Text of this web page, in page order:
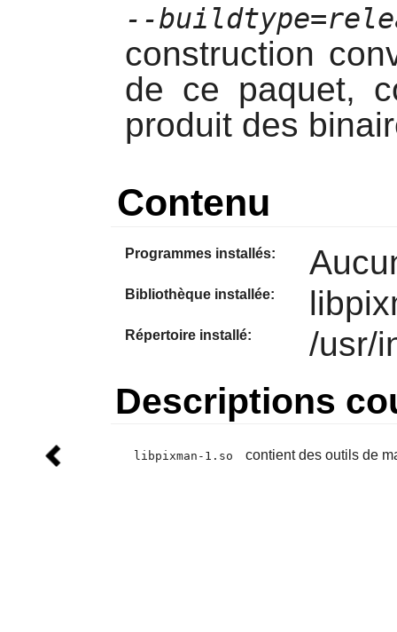
--
construction
de ce paquet,
produit des
Contenu
Programmes installés:
Bibliothèque installée:
Répertoire installé: /usr/
Descriptions
libpixman-1.so contient des outils de